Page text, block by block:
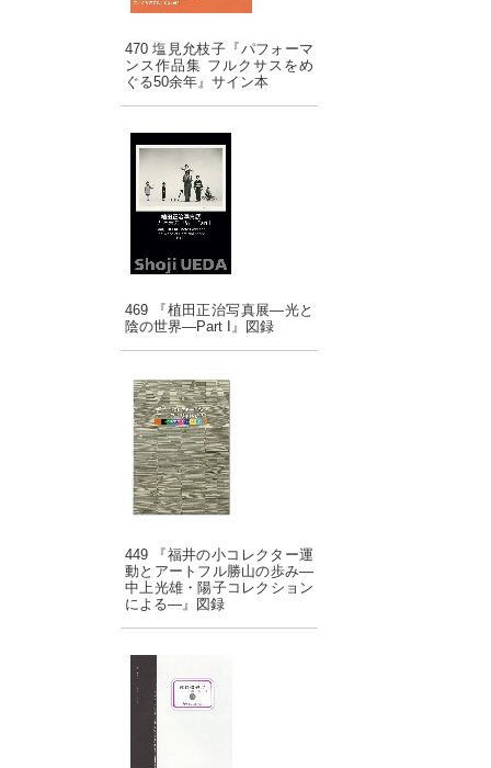
470 塩見允枝子『パフォーマ
ンス作品集 フルクサスをめ
ぐる50余年』サイン本
469 『植田正治写真展―光と
陰の世界―Part I』図録
449 『福井の小コレクター運
動とアートフル勝山の歩み―
中上光雄・陽子コレクション
による―』図録